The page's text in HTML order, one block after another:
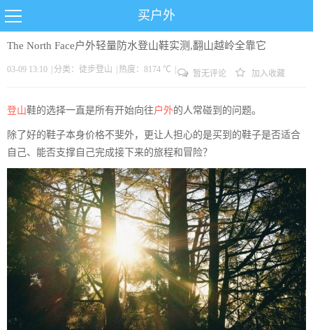
买户外
The North Face户外轻量防水登山鞋实测,翻山越岭全靠它
03-09 13:10 分类： 徒步登山 热度：8174 ℃ 暂无评论 加入收藏
登山鞋的选择一直是所有开始向往户外的人常碰到的问题。
除了好的鞋子本身价格不斐外，更让人担心的是买到的鞋子是否适合
自己、能否支撑自己完成接下来的旅程和冒险？